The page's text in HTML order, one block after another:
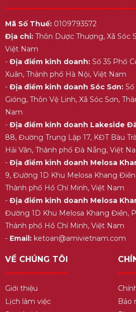
Mã Số Thuế:0109793572
Địa chỉ:Thôn Dược Thượng, Xã Sóc
Việt Nam
- Địa điểm kinh doanh:Số 35 Phố
Xuân, Thành phố Hà Nội, Việt Nam
- Địa điểm kinh doanh Sóc Sơn:Số
Gióng, Thôn Vệ Linh, Xã Sóc Sơn,
Nam
- Địa điểm kinh doanh Lakeside
88, Đường Trung Lập 17, KĐT Bàu
Hải Vân, Thành phố Đà Nẵng, Việt
- Địa điểm kinh doanh Melosa
9, Đường 1D Khu Melosa Khang
Thành phố Hồ Chí Minh, Việt Nam
- Địa điểm kinh doanh Melosa
Đường 1D Khu Melosa Khang Điền,
Thành phố Hồ Chí Minh, Việt Nam
- Email:ketoan@amivietnam.com
VỀ CHÚNG TÔI
Giới thiệu
Lịch làm việc
Bảo